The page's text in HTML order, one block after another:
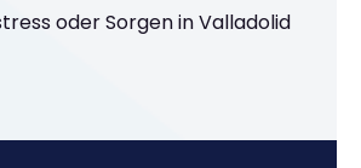
oder Sorgen in Valladolid